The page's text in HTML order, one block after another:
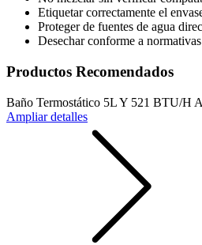
Etiquetar correctamente el
Proteger de fuentes de agua
Desechar conforme a
Productos Recomendados
Baño Termostático 5L Y 521 BTU/H
Ampliar detalles